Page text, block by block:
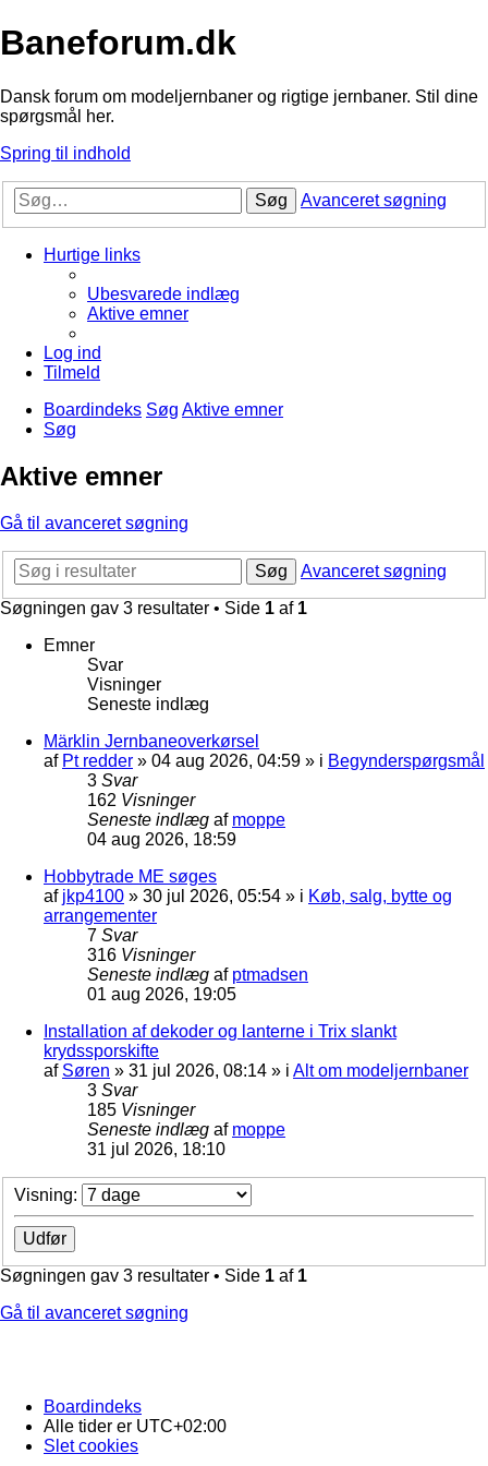
Baneforum.dk
Dansk forum om modeljernbaner og rigtige jernbaner. Stil dine
spørgsmål her.
Spring til indhold
Søg Avanceret søgning
Hurtige links
Ubesvarede indlæg
Aktive emner
Log ind
Tilmeld
Boardindeks Søg Aktive emner
Søg
Aktive emner
Gå til avanceret søgning
Søg
Avanceret søgning
Søgningen gav 3 resultater • Side 1 af 1
Emner
Svar
Visninger
Seneste indlæg
Märklin Jernbaneoverkørsel
af Pt redder » 04 aug 2026, 04:59 » i Begynderspørgsmål
3 Svar
162 Visninger
Seneste indlæg af moppe
04 aug 2026, 18:59
Hobbytrade ME søges
af jkp4100 » 30 jul 2026, 05:54 » i Køb, salg, bytte og
arrangementer
7 Svar
316 Visninger
Seneste indlæg af ptmadsen
01 aug 2026, 19:05
Installation af dekoder og lanterne i Trix slankt
krydssporskifte
af Søren » 31 jul 2026, 08:14 » i Alt om modeljernbaner
3 Svar
185 Visninger
Seneste indlæg af moppe
31 jul 2026, 18:10
Visning:
Søgningen gav 3 resultater • Side 1 af 1
Gå til avanceret søgning
Boardindeks
Alle tider er UTC+02:00
Slet cookies